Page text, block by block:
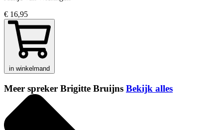
€ 16,95
in winkelmand
Meer spreker Brigitte Bruijns Bekijk alles